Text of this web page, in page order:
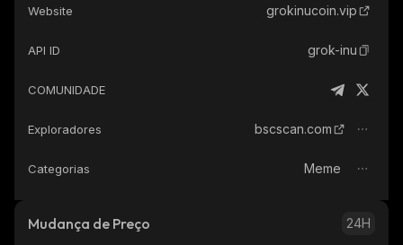
Website grokinucoin.vip
API ID grok-inu
COMUNIDADE
Exploradores bscscan.com
Categorias Meme
Mudança de Preço 24H